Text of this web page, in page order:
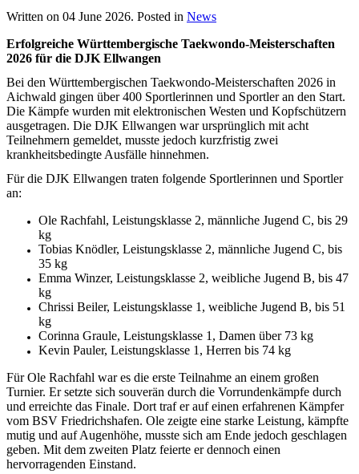
Written on 04 June 2026. Posted in News
Erfolgreiche Württembergische Taekwondo-Meisterschaften
2026 für die DJK Ellwangen
Bei den Württembergischen Taekwondo-Meisterschaften 2026 in
Aichwald gingen über 400 Sportlerinnen und Sportler an den Start.
Die Kämpfe wurden mit elektronischen Westen und Kopfschützern
ausgetragen. Die DJK Ellwangen war ursprünglich mit acht
Teilnehmern gemeldet, musste jedoch kurzfristig zwei
krankheitsbedingte Ausfälle hinnehmen.
Für die DJK Ellwangen traten folgende Sportlerinnen und Sportler
an:
Ole Rachfahl, Leistungsklasse 2, männliche Jugend C, bis 29
kg
Tobias Knödler, Leistungsklasse 2, männliche Jugend C, bis
35 kg
Emma Winzer, Leistungsklasse 2, weibliche Jugend B, bis 47
kg
Chrissi Beiler, Leistungsklasse 1, weibliche Jugend B, bis 51
kg
Corinna Graule, Leistungsklasse 1, Damen über 73 kg
Kevin Pauler, Leistungsklasse 1, Herren bis 74 kg
Für Ole Rachfahl war es die erste Teilnahme an einem großen
Turnier. Er setzte sich souverän durch die Vorrundenkämpfe durch
und erreichte das Finale. Dort traf er auf einen erfahrenen Kämpfer
vom BSV Friedrichshafen. Ole zeigte eine starke Leistung, kämpfte
mutig und auf Augenhöhe, musste sich am Ende jedoch geschlagen
geben. Mit dem zweiten Platz feierte er dennoch einen
hervorragenden Einstand.